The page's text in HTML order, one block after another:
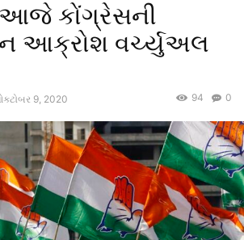
આજે કોંગ્રેસની
આક્રોશ વર્ચ્યુઅલ
9, 2020 0
94